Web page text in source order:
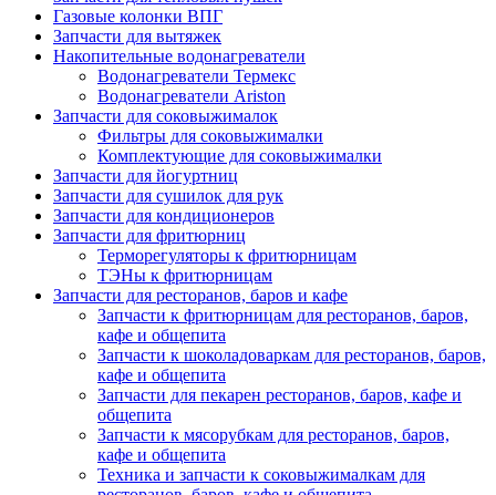
Газовые колонки ВПГ
Запчасти для вытяжек
Накопительные водонагреватели
Водонагреватели Термекс
Водонагреватели Ariston
Запчасти для соковыжималок
Фильтры для соковыжималки
Комплектующие для соковыжималки
Запчасти для йогуртниц
Запчасти для сушилок для рук
Запчасти для кондиционеров
Запчасти для фритюрниц
Терморегуляторы к фритюрницам
ТЭНы к фритюрницам
Запчасти для ресторанов, баров и кафе
Запчасти к фритюрницам для ресторанов, баров,
кафе и общепита
Запчасти к шоколадоваркам для ресторанов, баров,
кафе и общепита
Запчасти для пекарен ресторанов, баров, кафе и
общепита
Запчасти к мясорубкам для ресторанов, баров,
кафе и общепита
Техника и запчасти к соковыжималкам для